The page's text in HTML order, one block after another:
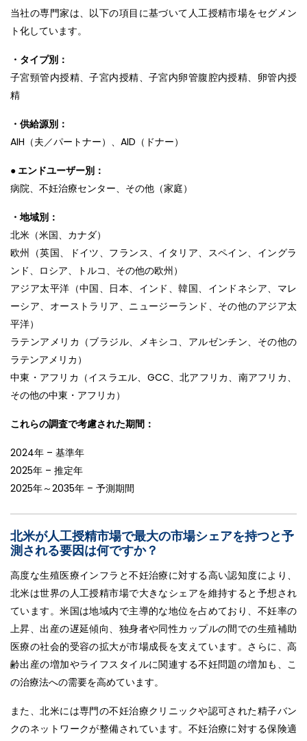
当社の専門家は、以下の項目に基づいて人工授精市場をセグメン
ト化しています。
・タイプ別：
子宮頸管内授精、子宮内授精、子宮内卵管腹腔内授精、卵管内授
精
・供給源別：
AIH（夫／パートナー）、AID（ドナー）
● エンドユーザー別：
病院、不妊治療センター、その他（家庭）
・地域別：
北米（米国、カナダ）
欧州（英国、ドイツ、フランス、イタリア、スペイン、イングラ
ンド、ロシア、トルコ、その他の欧州）
アジア太平洋（中国、日本、インド、韓国、インドネシア、マレ
ーシア、オーストラリア、ニュージーランド、その他のアジア太
平洋）
ラテンアメリカ（ブラジル、メキシコ、アルゼンチン、その他の
ラテンアメリカ）
中東・アフリカ（イスラエル、GCC、北アフリカ、南アフリカ、
その他の中東・アフリカ）
これらの調査で考慮された期間：
2024年 – 基準年
2025年 – 推定年
2025年～2035年 – 予測期間
北米が人工授精市場で最大の市場シェアを持つと予
測される要因は何ですか？
高度な生殖医療インフラと不妊治療に対する高い認知度により、
北米は世界の人工授精市場で大きなシェアを維持すると予想され
ています。米国は地域内で主導的な地位を占めており、不妊率の
上昇、出産の遅延傾向、独身者や同性カップルの間での生殖補助
医療の社会的受容の拡大が市場成長を支えています。さらに、高
齢出産の増加やライフスタイルに関連する不妊問題の増加も、こ
の治療法への需要を高めています。
また、北米には専門の不妊治療クリニックや認可された精子バン
クのネットワークが整備されています。不妊治療に対する保険適